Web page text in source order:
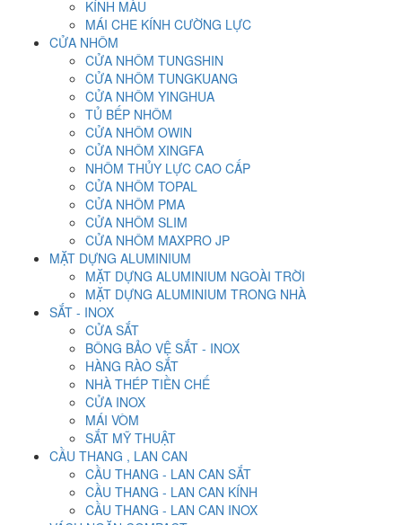
KÍNH MÀU
MÁI CHE KÍNH CƯỜNG LỰC
CỬA NHÔM
CỬA NHÔM TUNGSHIN
CỬA NHÔM TUNGKUANG
CỬA NHÔM YINGHUA
TỦ BẾP NHÔM
CỬA NHÔM OWIN
CỬA NHÔM XINGFA
NHÔM THỦY LỰC CAO CẤP
CỬA NHÔM TOPAL
CỬA NHÔM PMA
CỬA NHÔM SLIM
CỬA NHÔM MAXPRO JP
MẶT DỰNG ALUMINIUM
MẶT DỰNG ALUMINIUM NGOÀI TRỜI
MẶT DỰNG ALUMINIUM TRONG NHÀ
SẮT - INOX
CỬA SẮT
BÔNG BẢO VỆ SẮT - INOX
HÀNG RÀO SẮT
NHÀ THÉP TIỀN CHẾ
CỬA INOX
MÁI VÒM
SẮT MỸ THUẬT
CẦU THANG , LAN CAN
CẦU THANG - LAN CAN SẮT
CẦU THANG - LAN CAN KÍNH
CẦU THANG - LAN CAN INOX